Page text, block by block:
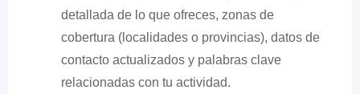
detallada de lo que ofreces, zonas de
cobertura (localidades o provincias), datos de
contacto actualizados y palabras clave
relacionadas con tu actividad.